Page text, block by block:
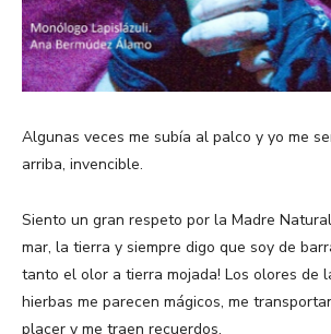
Algunas veces me subía al palco y yo me
arriba, invencible.
Siento un gran respeto por la Madre
mar, la tierra y siempre digo que soy de
tanto el olor a tierra mojada! Los olores de
hierbas me parecen mágicos, me
placer y me traen recuerdos.